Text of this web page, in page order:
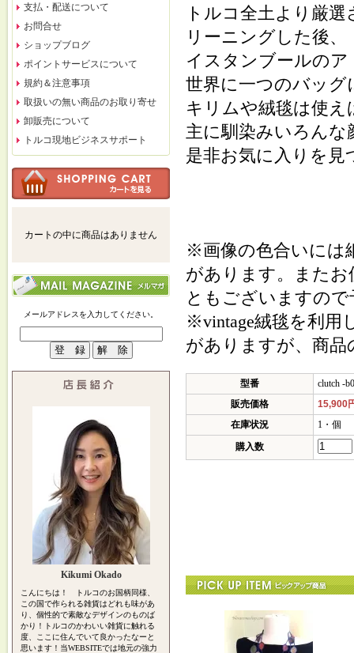
支払・配送について
お問合せ
ショップブログ
ポイントサービスについて
規約＆注意事項
取扱いの無い商品のお取り寄せ
卸販売について
トルコ現地ビジネスサポート
カートの中に商品はありません
メールアドレスを入力してください。
Kikumi Okado
こんにちは！ トルコのお国柄同様、
この国で作られる雑貨はどれも味があ
り、個性的で素敵なデザインのものば
かり！トルコのかわいい雑貨に触れる
度、ここに住んでいて良かったなーと
思います！当WEBSITEでは地元の強力
トルコ全土より厳
リーニングした後、
イスタンブールの
世界に一つのバッ
キリムや絨毯は使
主に馴染みいろん
是非お気に入りを
※画像の色合いには
があります。また
ともございますの
※vintage絨毯を利用
がありますが、商品
型番
clutch -
販売価格
15,900
在庫状況
1・個
購入数